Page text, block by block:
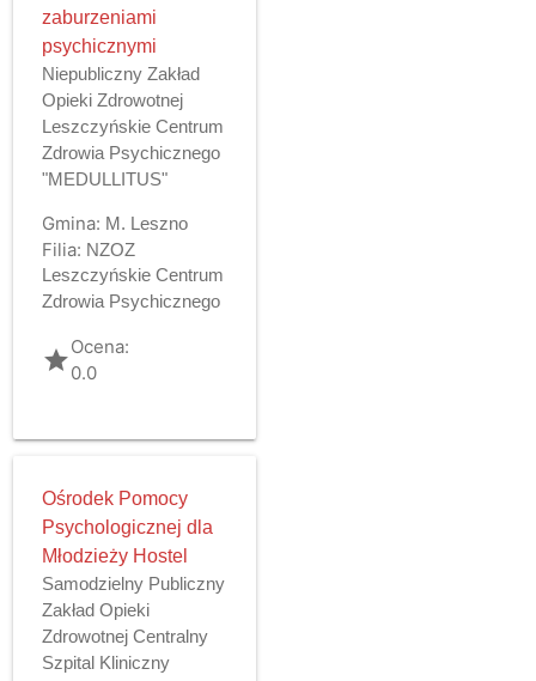
zaburzeniami
psychicznymi
Niepubliczny Zakład
Opieki Zdrowotnej
Leszczyńskie Centrum
Zdrowia Psychicznego
"MEDULLITUS"
Gmina: M. Leszno
Filia: NZOZ
Leszczyńskie Centrum
Zdrowia Psychicznego
gradeOcena:
0.0
Ośrodek Pomocy
Psychologicznej dla
Młodzieży Hostel
Samodzielny Publiczny
Zakład Opieki
Zdrowotnej Centralny
Szpital Kliniczny